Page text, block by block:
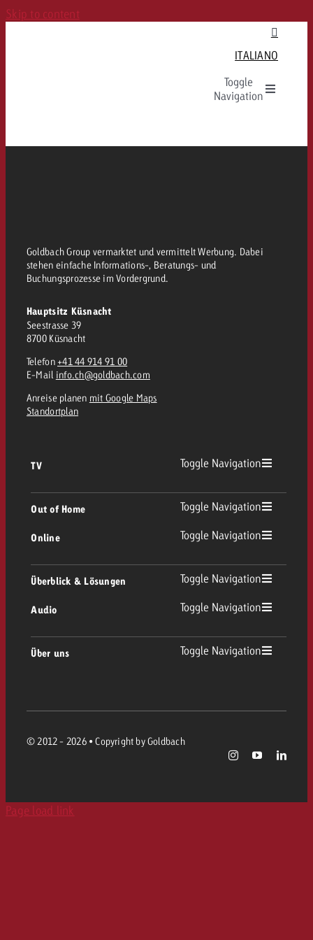
Skip to content
ITALIANO
Toggle
Navigation
Goldbach Group vermarktet und vermittelt Werbung. Dabei
stehen einfache Informations-, Beratungs- und
Buchungsprozesse im Vordergrund.
Hauptsitz Küsnacht
Seestrasse 39
8700 Küsnacht
Telefon +41 44 914 91 00
E-Mail info.ch@goldbach.com
Anreise planen mit Google Maps
Standortplan
TV Toggle Navigation
Out of Home Toggle Navigation
Online Toggle Navigation
Überblick & Lösungen Toggle Navigation
Audio Toggle Navigation
Über uns Toggle Navigation
© 2012 - 2026 • Copyright by Goldbach
Page load link